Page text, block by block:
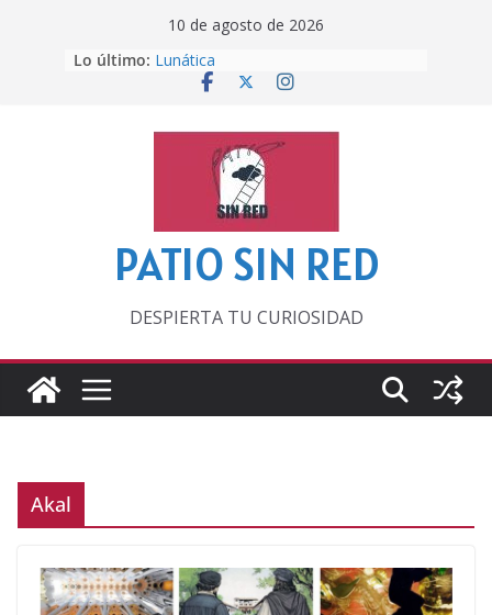
10 de agosto de 2026
Lo último: Lunática
Pero, hasta entonces…
‘La broma infinita’ de recomendar
lecturas veraniegas
Otra del Mundial
PATIO SIN RED
DESPIERTA TU CURIOSIDAD
Akal